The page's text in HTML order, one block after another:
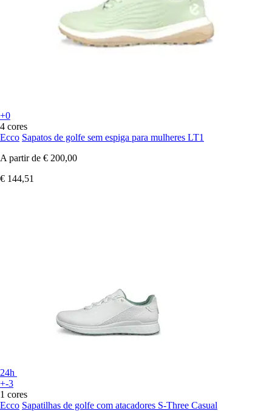
+0
4 cores
Ecco Sapatos de golfe sem espiga para mulheres LT1
A partir de € 200,00
€ 144,51
24h
+-3
1 cores
Ecco Sapatilhas de golfe com atacadores S-Three Casual